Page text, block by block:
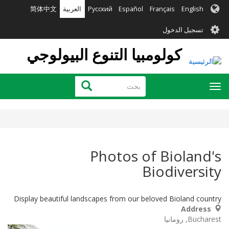
تجاوز
المحتوى
الرئيسي
English
Français
Español
Русский العربية 简体中文
User
account
menu
تسجيل الدخول
كولومبيا التنوع البيولوجي
بحث بحث
Toggle
navigation
Photos of Bioland's
Biodiversity
Display beautiful landscapes from our beloved Bioland country
Address
Bucharest رومانيا